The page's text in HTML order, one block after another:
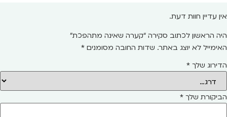
אין עדיין חוות דעת.
היה הראשון לכתוב סקירה “קערה שאינה מתהפכת”
האימייל לא יוצג באתר. שדות החובה מסומנים *
הדירוג שלך *
הביקורת שלך *